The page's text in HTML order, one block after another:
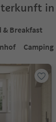
& Breakfast
Camping